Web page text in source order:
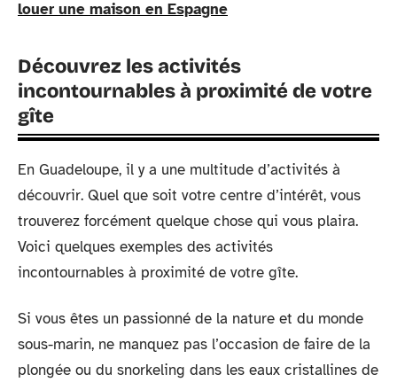
louer une maison en Espagne
Découvrez les activités
incontournables à proximité de votre
gîte
En Guadeloupe, il y a une multitude d’activités à
découvrir. Quel que soit votre centre d’intérêt, vous
trouverez forcément quelque chose qui vous plaira.
Voici quelques exemples des activités
incontournables à proximité de votre gîte.
Si vous êtes un passionné de la nature et du monde
sous-marin, ne manquez pas l’occasion de faire de la
plongée ou du snorkeling dans les eaux cristallines de